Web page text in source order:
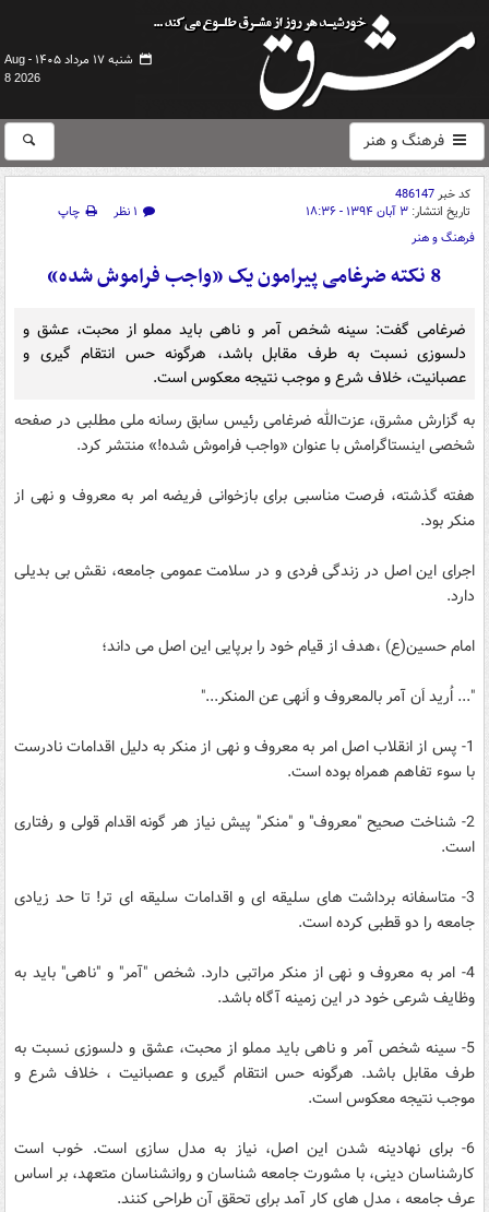
شنبه ۱۷ مرداد ۱۴۰۵ -
Aug
8 2026
فرهنگ و هنر
کد خبر486147
تاریخ انتشار: ۳ آبان ۱۳۹۴ - ۱۸:۳۶ ۱ نظر
چاپ
فرهنگ و هنر
8 نکته ضرغامی پیرامون یک «واجب فراموش شده»
ضرغامی گفت: سینه شخص آمر و ناهی باید مملو از محبت، عشق و
دلسوزی نسبت به طرف مقابل باشد، هرگونه حس انتقام گیری و
عصبانیت، خلاف شرع و موجب نتیجه معکوس است.
به گزارش مشرق،‌ عزت‌الله ضرغامی رئیس سابق رسانه ملی مطلبی در صفحه
شخصی اینستاگرامش با عنوان «واجب فراموش شده!» منتشر کرد.
هفته گذشته، فرصت مناسبی برای بازخوانی فریضه امر به معروف و نهی از
منکر بود.
اجرای این اصل در زندگی فردی و در سلامت عمومی جامعه، نقش بی بدیلی
دارد.
امام حسین(ع) ،هدف از قیام خود را برپایی این اصل می داند؛
"... اُرید اَن آمر بالمعروف و اَنهی عن المنکر..."
1- پس از انقلاب اصل امر به معروف و نهی از منکر به دلیل اقدامات نادرست
با سوء تفاهم همراه بوده است.
2- شناخت صحیح "معروف" و "منکر" پیش نیاز هر گونه اقدام قولی و رفتاری
است.
3- متاسفانه برداشت های سلیقه ای و اقدامات سلیقه ای تر! تا حد زیادی
جامعه را دو قطبی کرده است.
4- امر به معروف و نهی از منکر مراتبی دارد. شخص "آمر" و "ناهی" باید به
وظایف شرعی خود در این زمینه آگاه باشد.
5- سینه شخص آمر و ناهی باید مملو از محبت، عشق و دلسوزی نسبت به
طرف مقابل باشد. هرگونه حس انتقام گیری و عصبانیت ، خلاف شرع و
موجب نتیجه معکوس است.
6- برای نهادینه شدن این اصل، نیاز به مدل سازی است. خوب است
کارشناسان دینی، با مشورت جامعه شناسان و روانشناسان متعهد، بر اساس
عرف جامعه ، مدل های کار آمد برای تحقق آن طراحی کنند.